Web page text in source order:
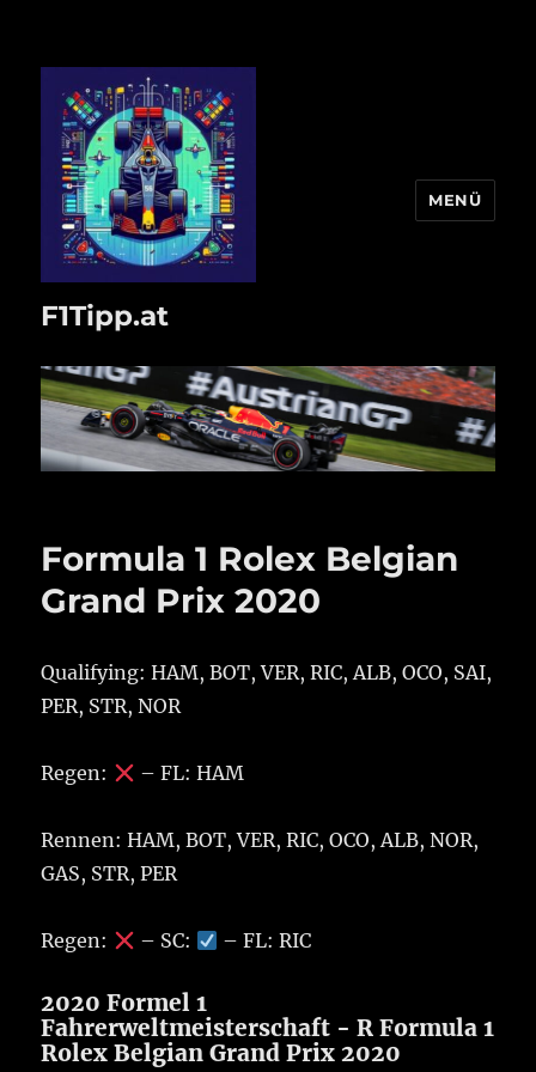
F1Tipp.at
MENÜ
Formula 1 Rolex Belgian
Grand Prix 2020
Qualifying: HAM, BOT, VER, RIC, ALB, OCO, SAI,
PER, STR, NOR
Regen: – FL: HAM
Rennen: HAM, BOT, VER, RIC, OCO, ALB, NOR,
GAS, STR, PER
Regen: – SC: – FL: RIC
2020 Formel 1
Fahrerweltmeisterschaft - R Formula 1
Rolex Belgian Grand Prix 2020